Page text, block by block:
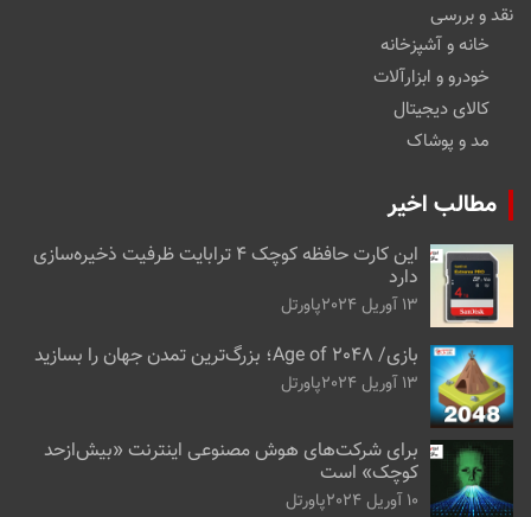
نقد و بررسی
خانه و آشپزخانه
خودرو و ابزارآلات
کالای دیجیتال
مد و پوشاک
مطالب اخیر
این کارت حافظه کوچک ۴ ترابایت ظرفیت ذخیره‌سازی
دارد
13 آوریل 2024 پاورتل
بازی/ Age of 2048؛ بزرگ‌ترین تمدن جهان را بسازید
13 آوریل 2024 پاورتل
برای شرکت‌های هوش مصنوعی اینترنت «بیش‌از‌حد
کوچک» است
10 آوریل 2024 پاورتل